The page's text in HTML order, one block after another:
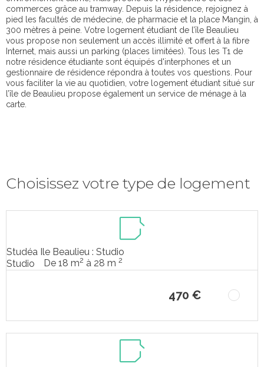
commerces grâce au tramway. Depuis la résidence, rejoignez à
pied les facultés de médecine, de pharmacie et la place Mangin, à
300 mètres à peine. Votre logement étudiant de l’île Beaulieu
vous propose non seulement un accès illimité et offert à la fibre
Internet, mais aussi un parking (places limitées). Tous les T1 de
notre résidence étudiante sont équipés d'interphones et un
gestionnaire de résidence répondra à toutes vos questions. Pour
vous faciliter la vie au quotidien, votre logement étudiant situé sur
l’île de Beaulieu propose également un service de ménage à la
carte.
Choisissez votre type de logement
Studéa Ile Beaulieu : Studio
Studio
De 18 m2 à 28 m 2
470 €